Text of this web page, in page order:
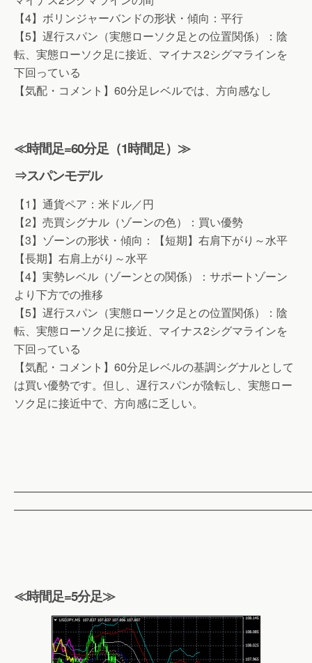
【4】ボリンジャーバンドの形状・傾向：平行
【5】遅行スパン（実態ローソク足との位置関係）：陰
転、実態ローソク足に接近、マイナス2シグマラインを
下回っている
【気配・コメント】60分足レベルでは、方向感なし
≪時間足=60分足（1時間足）≫
⇒スパンモデル
【1】通貨ペア：米ドル／円
【2】売買シグナル（ゾーンの色）：買い優勢
【3】ゾーンの形状・傾向：【短期】右肩下がり～水平
【長期】右肩上がり～水平
【4】実勢レベル（ゾーンとの関係）：サポートゾーン
より下方での推移
【5】遅行スパン（実態ローソク足との位置関係）：陰
転、実態ローソク足に接近、マイナス2シグマラインを
下回っている
【気配・コメント】60分足レベルの基調シグナルとして
は買い優勢です。但し、遅行スパンが陰転し、実態ロー
ソク足に接近中で、方向感に乏しい。
≪時間足=5分足≫